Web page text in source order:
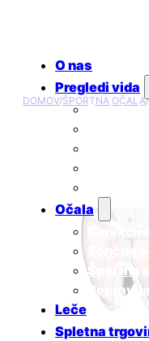
O nas
Pregledi vida
Redni
Očala
Sončna
Športna
Leče
Spletna
DOMOV/ŠPORTNA OČALA/